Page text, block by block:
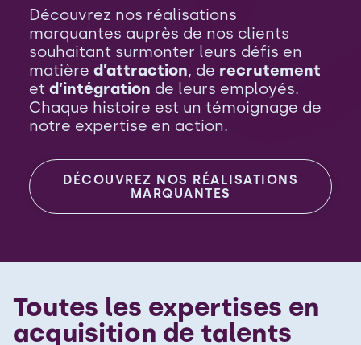
Découvrez nos réalisations
marquantes auprès de nos clients
souhaitant surmonter leurs défis en
matière d’attraction, de recrutement
et d’intégration de leurs employés.
Chaque histoire est un témoignage de
notre expertise en action.
DÉCOUVREZ NOS RÉALISATIONS
MARQUANTES
Toutes les expertises en
acquisition de talents